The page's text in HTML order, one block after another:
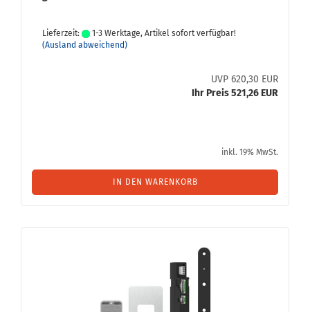
Lieferzeit:
1-3 Werktage, Artikel sofort verfügbar!
(Ausland abweichend)
UVP 620,30 EUR
Ihr Preis 521,26 EUR
inkl. 19% MwSt.
IN DEN WARENKORB